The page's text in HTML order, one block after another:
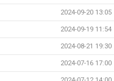
2024-09-20 13:05
2024-09-19 11:54
2024-08-21 19:30
2024-07-16 17:00